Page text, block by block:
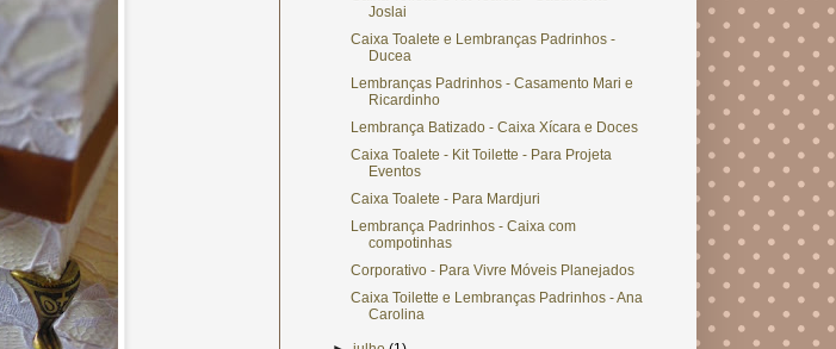
Joslai
Caixa Toalete e Lembranças Padrinhos -
Ducea
Lembranças Padrinhos - Casamento Mari e
Ricardinho
Lembrança Batizado - Caixa Xícara e Doces
Caixa Toalete - Kit Toilette - Para Projeta
Eventos
Caixa Toalete - Para Mardjuri
Lembrança Padrinhos - Caixa com
compotinhas
Corporativo - Para Vivre Móveis Planejados
Caixa Toilette e Lembranças Padrinhos - Ana
Carolina